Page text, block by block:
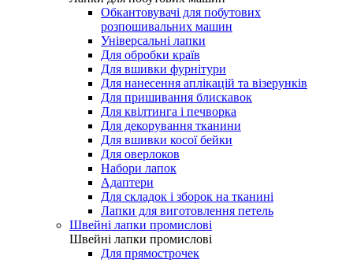
Обкантовувачі для побутових
розпошивальних машин
Універсальні лапки
Для обробки країв
Для вшивки фурнітури
Для нанесення аплікацій та візерунків
Для пришивання блискавок
Для квілтинга і печворка
Для декорування тканини
Для вшивки косої бейки
Для оверлоков
Набори лапок
Адаптери
Для складок і зборок на тканині
Лапки для виготовлення петель
Швейні лапки промислові
Швейні лапки промислові
Для прямострочек